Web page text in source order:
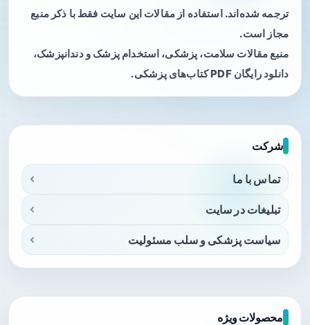
ترجمه شده‌اند. استفاده از مقالات این سایت فقط با ذکر منبع
مجاز است.
منبع مقالات سلامت، پزشکی، استخدام پزشک و دندانپزشک،
دانلود رایگان PDF کتاب‌های پزشکی.
شرکت
تماس با ما
تبلیغات در سایت
سیاست پزشکی و سلب مسئولیت
محصولات ویژه